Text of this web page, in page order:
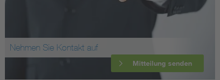
Nehmen Sie Kontakt auf
Mitteilung senden